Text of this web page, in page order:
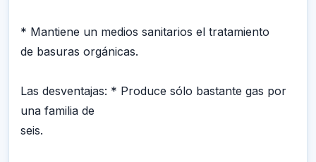
* Mantiene un medios sanitarios el tratamiento
de basuras orgánicas.
Las desventajas: * Produce sólo bastante gas por
una familia de
seis.